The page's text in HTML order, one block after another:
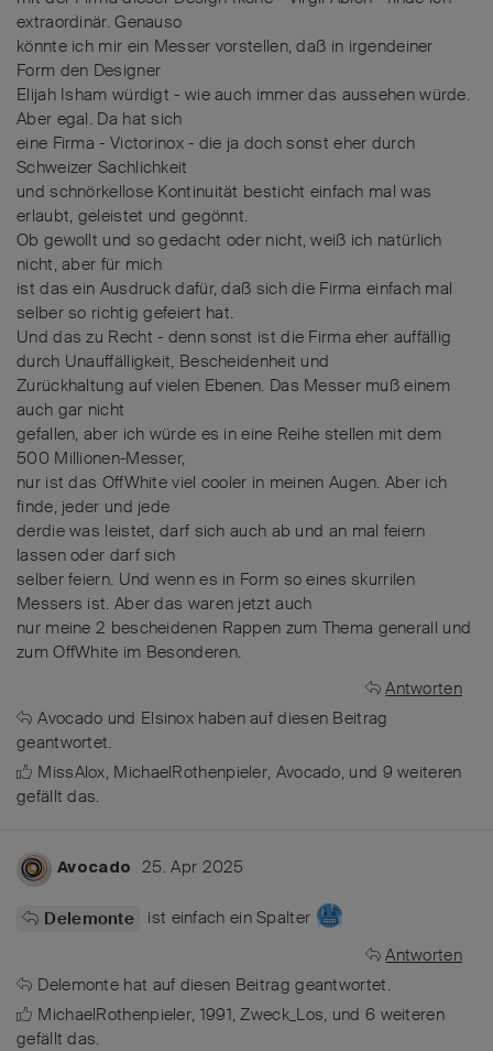
extraordinär. Genauso
könnte ich mir ein Messer vorstellen, daß in irgendeiner
Form den Designer
Elijah Isham würdigt - wie auch immer das aussehen würde.
Aber egal. Da hat sich
eine Firma - Victorinox - die ja doch sonst eher durch
Schweizer Sachlichkeit
und schnörkellose Kontinuität besticht einfach mal was
erlaubt, geleistet und gegönnt.
Ob gewollt und so gedacht oder nicht, weiß ich natürlich
nicht, aber für mich
ist das ein Ausdruck dafür, daß sich die Firma einfach mal
selber so richtig gefeiert hat.
Und das zu Recht - denn sonst ist die Firma eher auffällig
durch Unauffälligkeit, Bescheidenheit und
Zurückhaltung auf vielen Ebenen. Das Messer muß einem
auch gar nicht
gefallen, aber ich würde es in eine Reihe stellen mit dem
500 Millionen-Messer,
nur ist das OffWhite viel cooler in meinen Augen. Aber ich
finde, jeder und jede
derdie was leistet, darf sich auch ab und an mal feiern
lassen oder darf sich
selber feiern. Und wenn es in Form so eines skurrilen
Messers ist. Aber das waren jetzt auch
nur meine 2 bescheidenen Rappen zum Thema generall und
zum OffWhite im Besonderen.
Antworten
Avocado und Elsinox habenauf diesen Beitrag
geantwortet.
MissAlox, MichaelRothenpieler, Avocado, und 9 weiteren
gefällt das.
Avocado 25. Apr 2025
Delemonte
ist einfach ein Spalter
Antworten
Delemonte hat auf diesen Beitrag geantwortet.
MichaelRothenpieler, 1991,Zweck_Los, und 6 weiteren
gefällt das.